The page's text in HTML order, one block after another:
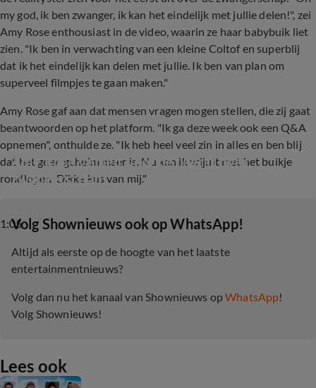
my god, ik ben zwanger, ik kan het eindelijk met jullie delen!", zei
Amy Rose enthousiast in de video, waarin ze haar babybuik liet
zien. "Ik ben in verwachting van een kleine Coltof en superblij
dat ik het eindelijk kan delen met jullie. Ik ben van plan om
superveel filmpjes te gaan maken."
Amy Rose gaf aan dat mensen vragen mogen stellen, die zij gaat
beantwoorden op het platform. "Ik ga deze week ook een Q&A
opnemen", onthulde ze. "Ik heb heel veel zin in alles en ben blij
dat het geen geheim meer is. Nu kan ik vrijuit met het buikje
rondlopen. Dikke kus van mij."
1:05
Amy Rose vertelt voor het eerst over
zwangerschap
‎Volg Shownieuws ook op WhatsApp!
Altijd als eerste op de hoogte van het laatste
entertainmentnieuws?
Volg dan nu het kanaal van Shownieuws opWhatsApp!
Volg Shownieuws!
Lees ook